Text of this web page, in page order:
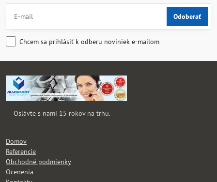
Odoberať
Chcem sa prihlásiť k odberu noviniek e-mailom
Oslávte s nami 15 rokov na trhu.
Domov
Referencie
Obchodné podmienky
Ocenenia